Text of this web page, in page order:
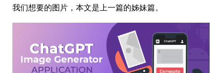
我们想要的图片，本文是上一篇的姊妹篇。